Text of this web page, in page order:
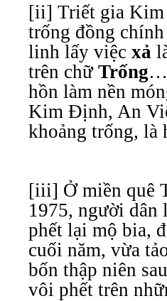
[ii] Triết gia Kim
trống đồng
linh lấy việc xả
trên chữ Trống…
hồn làm nền
Kim Định, An
khoảng trống, là
[iii] Ở miền quê
1975, người dân
phết lại mộ bia,
cuối năm, vừa
bốn thập niên
vôi phết trên